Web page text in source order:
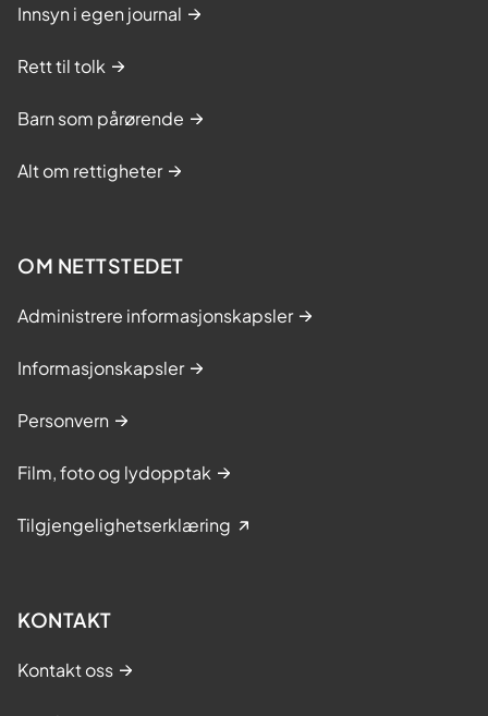
Innsyn i egen journal
Rett til tolk
Barn som pårørende
Alt om rettigheter
OM NETTSTEDET
Administrere informasjonskapsler
Informasjonskapsler
Personvern
Film, foto og lydopptak
Tilgjengelighetserklæring
KONTAKT
Kontakt oss